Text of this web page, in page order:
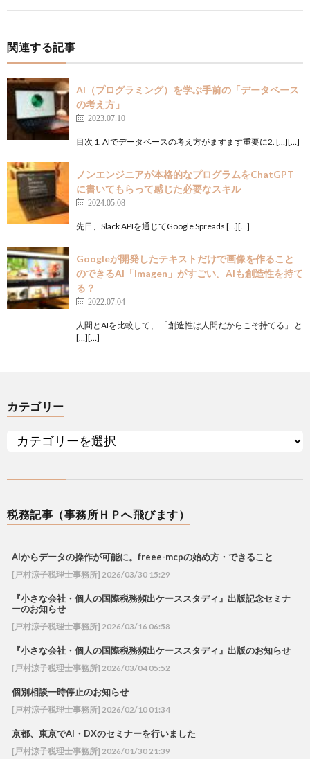
関連する記事
AI（プログラミング）を学ぶ手前の「データベース
の考え方」
2023.07.10
目次 1. AIでデータベースの考え方がますます重要に2. […][…]
ノンエンジニアが本格的なプログラムをChatGPT
に書いてもらって感じた必要なスキル
2024.05.08
先日、Slack APIを通じてGoogle Spreads […][…]
Googleが開発したテキストだけで画像を作ること
のできるAI「Imagen」がすごい。AIも創造性を持て
る？
2022.07.04
人間とAIを比較して、 「創造性は人間だからこそ持てる」 と
[…][…]
カテゴリー
税務記事（事務所ＨＰへ飛びます）
AIからデータの操作が可能に。freee-mcpの始め方・できること
[戸村涼子税理士事務所] 2026/03/30 15:29
『小さな会社・個人の国際税務頻出ケーススタディ』出版記念セミナ
ーのお知らせ
[戸村涼子税理士事務所] 2026/03/16 06:58
『小さな会社・個人の国際税務頻出ケーススタディ』出版のお知らせ
[戸村涼子税理士事務所] 2026/03/04 05:52
個別相談一時停止のお知らせ
[戸村涼子税理士事務所] 2026/02/10 01:34
京都、東京でAI・DXのセミナーを行いました
[戸村涼子税理士事務所] 2026/01/30 21:39